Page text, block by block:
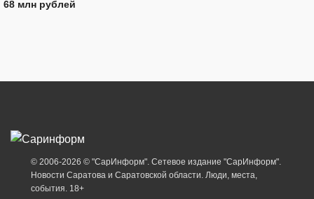
68 млн рублей
© 2006-2026 © "СарИнформ". Сетевое издание "СарИнформ".
Новости Саратова и Саратовской области. Люди, места,
события. 18+